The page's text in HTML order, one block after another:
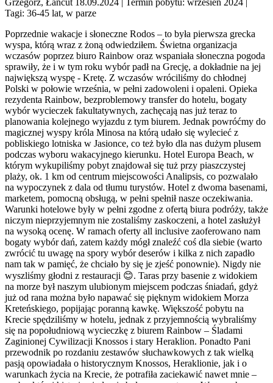
Tagi: 36-45 lat, w parze
Poprzednie wakacje i słoneczne Rodos – to była pierwsza grecka
wyspa, którą wraz z żoną odwiedziłem. Świetna organizacja
wczasów poprzez biuro Rainbow oraz wspaniała słoneczna pogoda
sprawiły, że i w tym roku wybór padł na Grecję, a dokładnie na jej
największą wyspę - Kretę. Z wczasów wróciliśmy do chłodnej
Polski w połowie września, w pełni zadowoleni i opaleni. Opieka
rezydenta Rainbow, bezproblemowy transfer do hotelu, bogaty
wybór wycieczek fakultatywnych, zachęcają nas już teraz to
planowania kolejnego wyjazdu z tym biurem. Jednak powróćmy do
magicznej wyspy króla Minosa na którą udało się wylecieć z
pobliskiego lotniska w Jasionce, co też było dla nas dużym plusem
podczas wyboru wakacyjnego kierunku. Hotel Europa Beach, w
którym wykupiliśmy pobyt znajdował się tuż przy piaszczystej
plaży, ok. 1 km od centrum miejscowości Analipsis, co pozwalało
na wypoczynek z dala od tłumu turystów. Hotel z dwoma basenami,
marketem, pomocną obsługą, w pełni spełnił nasze oczekiwania.
Warunki hotelowe były w pełni zgodne z ofertą biura podróży, także
niczym nieprzyjemnym nie zostaliśmy zaskoczeni, a hotel zasłużył
na wysoką ocenę. W ramach oferty all inclusive zaoferowano nam
bogaty wybór dań, zatem każdy mógł znaleźć coś dla siebie (warto
zwrócić tu uwagę na spory wybór deserów i kilka z nich zapadło
nam tak w pamięć, że chciało by się je zjeść ponownie). Nigdy nie
wyszliśmy głodni z restauracji 😊. Taras przy basenie z widokiem
na morze był naszym ulubionym miejscem podczas śniadań, gdyż
już od rana można było napawać się pięknym widokiem Morza
Kreteńskiego, popijając poranną kawkę. Większość pobytu na
Krecie spędziliśmy w hotelu, jednak z przyjemnością wybraliśmy
się na popołudniową wycieczkę z biurem Rainbow – Śladami
Zaginionej Cywilizacji Knossos i stary Heraklion. Ponadto Pani
przewodnik po rozdaniu zestawów słuchawkowych z tak wielką
pasją opowiadała o historycznym Knossos, Heraklionie, jak i o
warunkach życia na Krecie, że potrafiła zaciekawić nawet mnie –